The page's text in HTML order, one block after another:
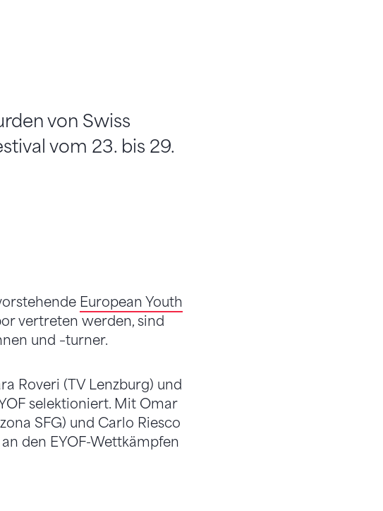
von Swiss
vom 23. bis 29.
European Youth
vertreten werden, sind
und –turner.
Roveri (TV Lenzburg) und
selektioniert. Mit Omar
SFG) und Carlo Riesco
den EYOF-Wettkämpfen